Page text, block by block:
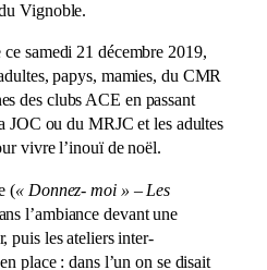
Vignoble.
samedi 21 décembre 2019,
papys, mamies, du CMR
des clubs ACE en passant
JOC ou du MRJC et les adultes
vivre l’inouï de noël.
(« Donnez- moi » – Les
l’ambiance devant une
puis les ateliers inter-
place : dans l’un on se disait